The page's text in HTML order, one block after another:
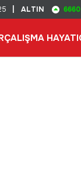
ALTIN
ÇALIŞMA HAYATI